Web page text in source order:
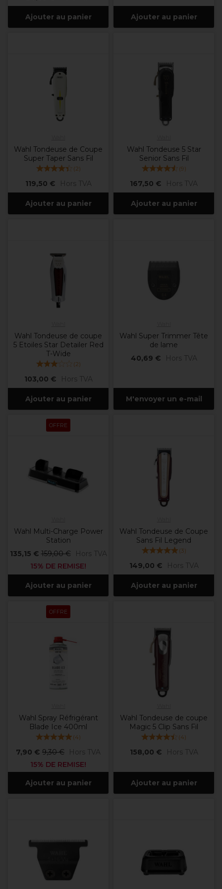
Ajouter au panier Ajouter au panier
Wahl Tondeuse de Coupe
Super Taper Sans Fil
(2)
119,50 € Hors TVA
Ajouter au panier
Wahl Tondeuse 5 Star
Senior Sans Fil
(9)
167,50 € Hors TVA
Ajouter au panier
Wahl Tondeuse de coupe
5 Etoiles Star Detailer Red
T-Wide
(2)
103,00 € Hors TVA
Ajouter au panier
Wahl Super Trimmer Tête
de lame
40,69 €
Hors TVA
M'envoyer un e-mail
OFFRE
Wahl Multi-Charge Power
Station
135,15 € 159,00 €
Hors TVA
15% DE REMISE!
Ajouter au panier
Wahl Tondeuse de Coupe
Sans Fil Legend
(3)
149,00 € Hors TVA
Ajouter au panier
OFFRE
Wahl Spray Réfrigérant
Blade Ice 400ml
(4)
7,90 € 9,30 €
Hors TVA
15% DE REMISE!
Ajouter au panier
Wahl Tondeuse de coupe
Magic 5 Clip Sans Fil
(4)
158,00 € Hors TVA
Ajouter au panier